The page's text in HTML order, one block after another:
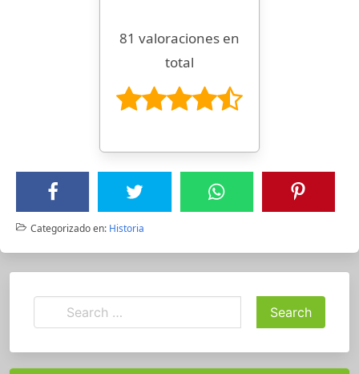
81 valoraciones en
total
Categorizado en: Historia